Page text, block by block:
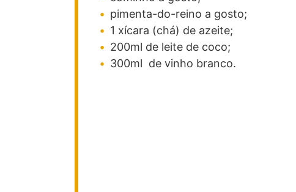
pimenta-do-reino a gosto;
1 xícara (chá) de azeite;
200ml de leite de coco;
300ml de vinho branco.